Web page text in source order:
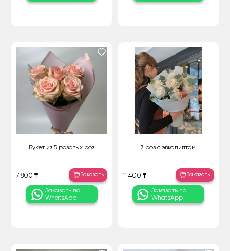
Букет из 5 розовых роз
7 800 ₸ Заказать
Заказать по
WhatsApp
7 роз с эвкалиптом
11 400 ₸ Заказать
Заказать по
WhatsApp